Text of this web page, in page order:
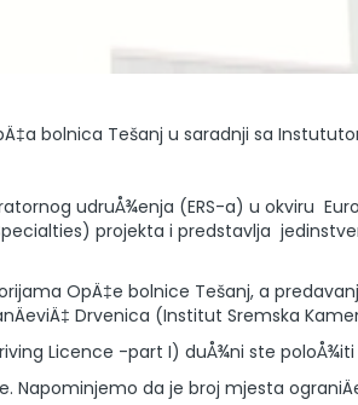
bolnica Tešanj u saradnji sa
udruÅ¾enja (ERS-a) u okviru
projekta i predstavlja
OpÄ‡e bolnice Tešanj, a
Drvenica (Institut Sremska
Licence -part I) duÅ¾ni ste
Napominjemo da je broj mjesta